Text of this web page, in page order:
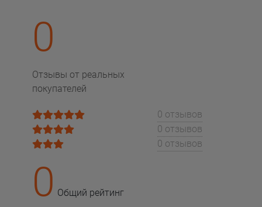
0
Отзывы от реальных
покупателей
0 отзывов
0 отзывов
0 отзывов
0 Общий рейтинг